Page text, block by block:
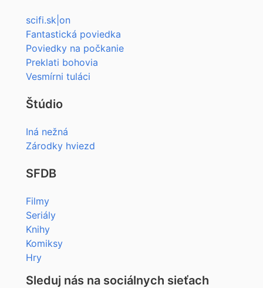
scifi.sk|on
Fantastická poviedka
Poviedky na počkanie
Preklati bohovia
Vesmírni tuláci
Štúdio
Iná nežná
Zárodky hviezd
SFDB
Filmy
Seriály
Knihy
Komiksy
Hry
Sleduj nás na sociálnych sieťach